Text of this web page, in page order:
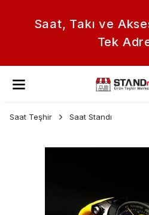
Saat, Takı ve
Tek
Saat Teşhir Saat Standı